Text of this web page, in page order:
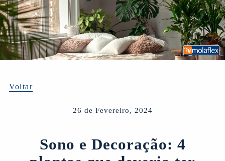
Voltar
26 de Fevereiro, 2024
Sono e Decoração: 4